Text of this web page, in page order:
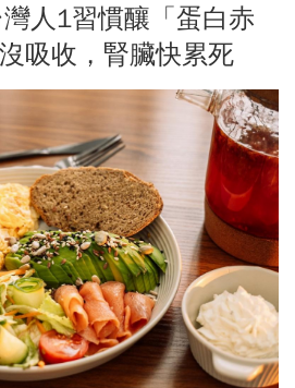
人1習慣釀「蛋白赤
吸收，腎臟快累死